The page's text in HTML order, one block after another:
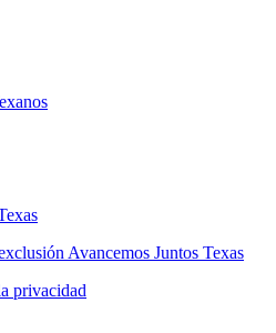
Avancemos Juntos Texas
privacidad